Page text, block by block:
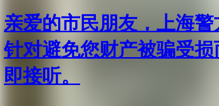
亲爱的市民朋友，上海
针对避免您财产被骗受
即接听。